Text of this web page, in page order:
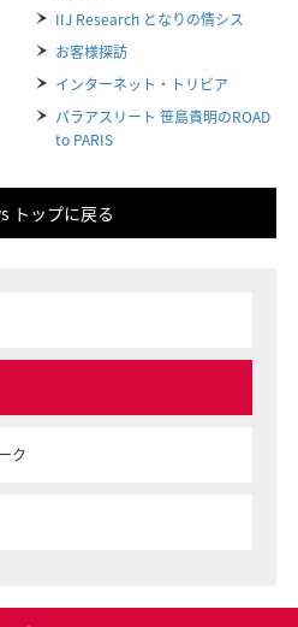
IIJ Research となりの情シス
お客様探訪
インターネット・トリビア
パラアスリート 笹島貴明のROAD
to PARIS
トップに戻る
ク